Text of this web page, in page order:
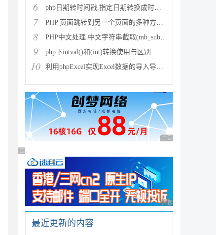
6 php日期转时间戳,指定日期转换成时间戳
7 PHP 页面跳转到另一个页面的多种方法方法总结
8 PHP中文处理 中文字符串截取(mb_substr)和获取中
9 php下intval()和(int)转换使用与区别
10 利用phpExcel实现Excel数据的导入导出(全步骤详细
广告 商业广告，理性
广告 商业广告，理性选择
广告 商业广告，理性
最近更新的内容